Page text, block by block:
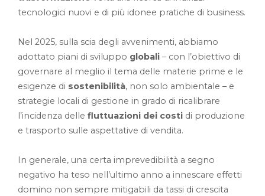
tecnologici nuovi e di più idonee pratiche di business.
Nel 2025, sulla scia degli avvenimenti, abbiamo
adottato piani di sviluppo globali – con l’obiettivo di
governare al meglio il tema delle materie prime e le
esigenze di sostenibilità, non solo ambientale – e
strategie locali di gestione in grado di ricalibrare
l’incidenza delle fluttuazioni dei costi di produzione
e trasporto sulle aspettative di vendita.
In generale, una certa imprevedibilità a segno
negativo ha teso nell’ultimo anno a innescare effetti
domino non sempre mitigabili da tassi di crescita